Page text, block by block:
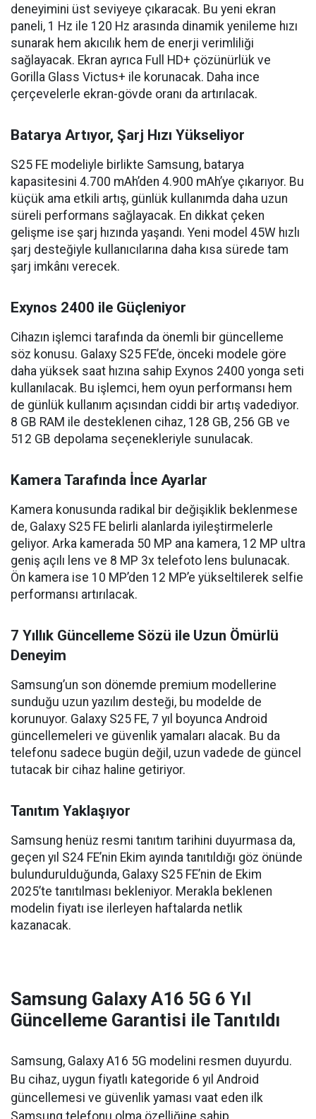
deneyimini üst seviyeye çıkaracak. Bu yeni ekran
paneli, 1 Hz ile 120 Hz arasında dinamik yenileme hızı
sunarak hem akıcılık hem de enerji verimliliği
sağlayacak. Ekran ayrıca Full HD+ çözünürlük ve
Gorilla Glass Victus+ ile korunacak. Daha ince
çerçevelerle ekran-gövde oranı da artırılacak.
Batarya Artıyor, Şarj Hızı Yükseliyor
S25 FE modeliyle birlikte Samsung, batarya
kapasitesini 4.700 mAh’den 4.900 mAh’ye çıkarıyor. Bu
küçük ama etkili artış, günlük kullanımda daha uzun
süreli performans sağlayacak. En dikkat çeken
gelişme ise şarj hızında yaşandı. Yeni model 45W hızlı
şarj desteğiyle kullanıcılarına daha kısa sürede tam
şarj imkânı verecek.
Exynos 2400 ile Güçleniyor
Cihazın işlemci tarafında da önemli bir güncelleme
söz konusu. Galaxy S25 FE’de, önceki modele göre
daha yüksek saat hızına sahip Exynos 2400 yonga seti
kullanılacak. Bu işlemci, hem oyun performansı hem
de günlük kullanım açısından ciddi bir artış vadediyor.
8 GB RAM ile desteklenen cihaz, 128 GB, 256 GB ve
512 GB depolama seçenekleriyle sunulacak.
Kamera Tarafında İnce Ayarlar
Kamera konusunda radikal bir değişiklik beklenmese
de, Galaxy S25 FE belirli alanlarda iyileştirmelerle
geliyor. Arka kamerada 50 MP ana kamera, 12 MP ultra
geniş açılı lens ve 8 MP 3x telefoto lens bulunacak.
Ön kamera ise 10 MP’den 12 MP’e yükseltilerek selfie
performansı artırılacak.
7 Yıllık Güncelleme Sözü ile Uzun Ömürlü
Deneyim
Samsung’un son dönemde premium modellerine
sunduğu uzun yazılım desteği, bu modelde de
korunuyor. Galaxy S25 FE, 7 yıl boyunca Android
güncellemeleri ve güvenlik yamaları alacak. Bu da
telefonu sadece bugün değil, uzun vadede de güncel
tutacak bir cihaz haline getiriyor.
Tanıtım Yaklaşıyor
Samsung henüz resmi tanıtım tarihini duyurmasa da,
geçen yıl S24 FE’nin Ekim ayında tanıtıldığı göz önünde
bulundurulduğunda, Galaxy S25 FE’nin de Ekim
2025’te tanıtılması bekleniyor. Merakla beklenen
modelin fiyatı ise ilerleyen haftalarda netlik
kazanacak.
Samsung Galaxy A16 5G 6 Yıl
Güncelleme Garantisi ile Tanıtıldı
Samsung, Galaxy A16 5G modelini resmen duyurdu.
Bu cihaz, uygun fiyatlı kategoride 6 yıl Android
güncellemesi ve güvenlik yaması vaat eden ilk
Samsung telefonu olma özelliğine sahip.